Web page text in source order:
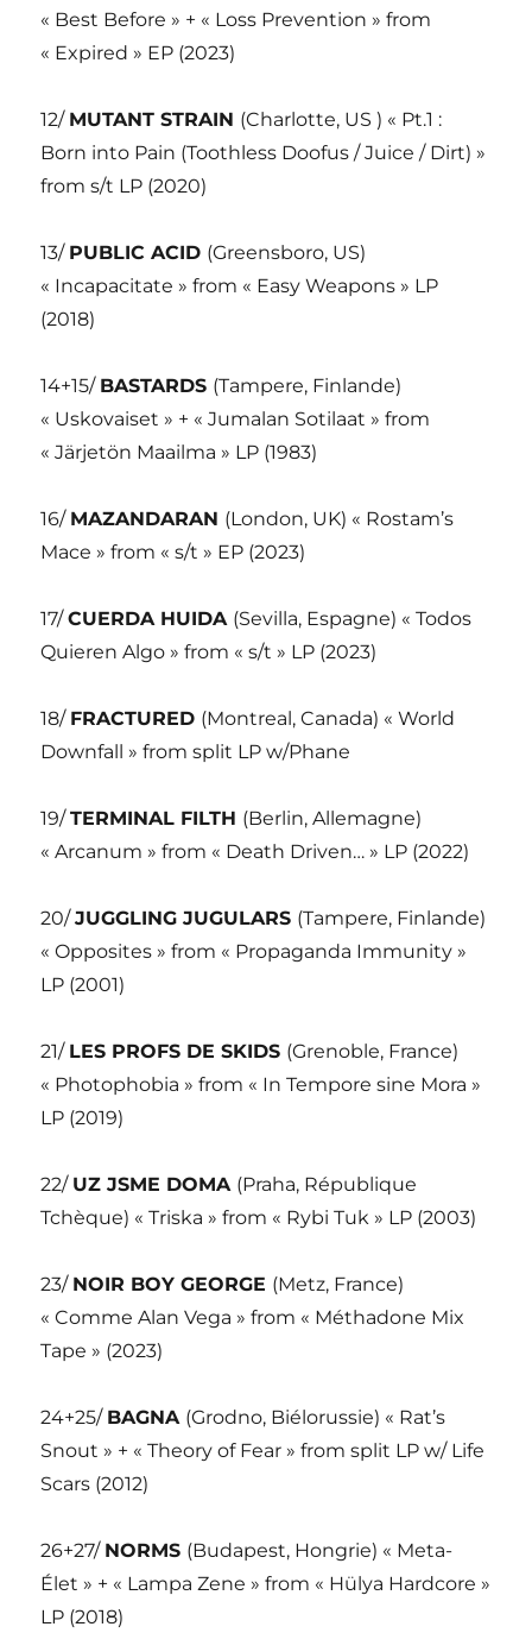
« Best Before » + « Loss Prevention » from
« Expired » EP (2023)
12/ MUTANT STRAIN (Charlotte, US ) « Pt.1 :
Born into Pain (Toothless Doofus / Juice / Dirt) »
from s/t LP (2020)
13/ PUBLIC ACID (Greensboro, US)
« Incapacitate » from « Easy Weapons » LP
(2018)
14+15/ BASTARDS (Tampere, Finlande)
« Uskovaiset » + « Jumalan Sotilaat » from
« Järjetön Maailma » LP (1983)
16/ MAZANDARAN (London, UK) « Rostam’s
Mace » from « s/t » EP (2023)
17/CUERDA HUIDA (Sevilla, Espagne) « Todos
Quieren Algo » from « s/t » LP (2023)
18/ FRACTURED (Montreal, Canada) « World
Downfall » from split LP w/Phane
19/TERMINAL FILTH (Berlin, Allemagne)
« Arcanum » from « Death Driven… » LP (2022)
20/JUGGLING JUGULARS (Tampere, Finlande)
« Opposites » from « Propaganda Immunity »
LP (2001)
21/ LES PROFS DE SKIDS (Grenoble, France)
« Photophobia » from « In Tempore sine Mora »
LP (2019)
22/ UZ JSME DOMA (Praha, République
Tchèque) « Triska » from « Rybi Tuk » LP (2003)
23/ NOIR BOY GEORGE (Metz, France)
« Comme Alan Vega » from « Méthadone Mix
Tape » (2023)
24+25/ BAGNA (Grodno, Biélorussie) « Rat’s
Snout » + « Theory of Fear » from split LP w/ Life
Scars (2012)
26+27/ NORMS (Budapest, Hongrie) « Meta-
Élet » + « Lampa Zene » from « Hülya Hardcore »
LP (2018)